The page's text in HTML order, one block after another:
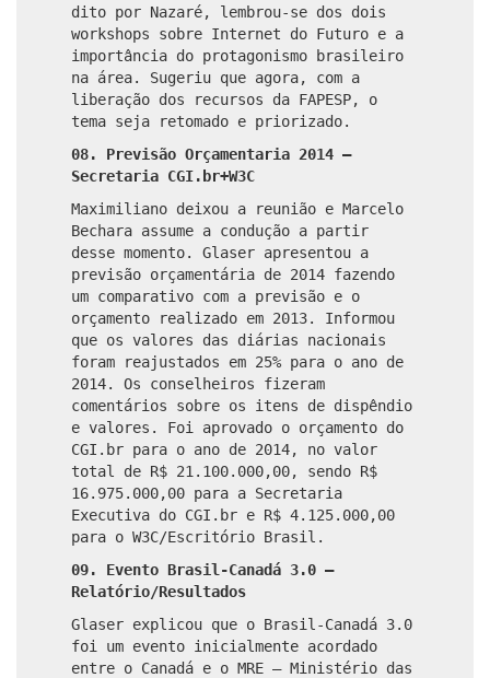
dito por Nazaré, lembrou-se dos dois
workshops sobre Internet do Futuro e a
importância do protagonismo brasileiro
na área. Sugeriu que agora, com a
liberação dos recursos da FAPESP, o
tema seja retomado e priorizado.
08. Previsão Orçamentaria 2014 –
Secretaria CGI.br+W3C
Maximiliano deixou a reunião e Marcelo
Bechara assume a condução a partir
desse momento. Glaser apresentou a
previsão orçamentária de 2014 fazendo
um comparativo com a previsão e o
orçamento realizado em 2013. Informou
que os valores das diárias nacionais
foram reajustados em 25% para o ano de
2014. Os conselheiros fizeram
comentários sobre os itens de dispêndio
e valores. Foi aprovado o orçamento do
CGI.br para o ano de 2014, no valor
total de R$ 21.100.000,00, sendo R$
16.975.000,00 para a Secretaria
Executiva do CGI.br e R$ 4.125.000,00
para o W3C/Escritório Brasil.
09. Evento Brasil-Canadá 3.0 –
Relatório/Resultados
Glaser explicou que o Brasil-Canadá 3.0
foi um evento inicialmente acordado
entre o Canadá e o MRE – Ministério das